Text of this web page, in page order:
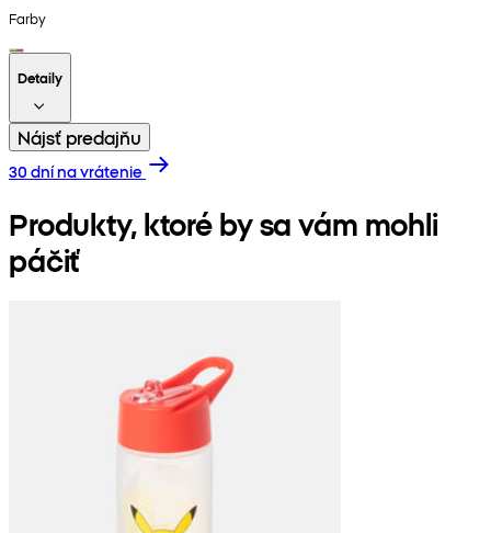
Farby
Detaily
Nájsť predajňu
30 dní na vrátenie
Produkty, ktoré by sa vám mohli
páčiť